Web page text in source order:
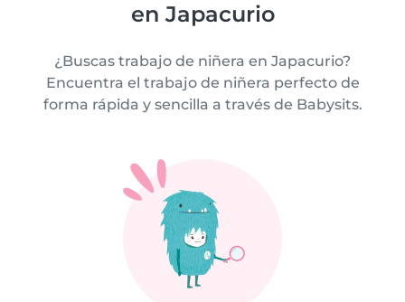
en Japacurio
¿Buscas trabajo de niñera en Japacurio?
Encuentra el trabajo de niñera perfecto de
forma rápida y sencilla a través de Babysits.